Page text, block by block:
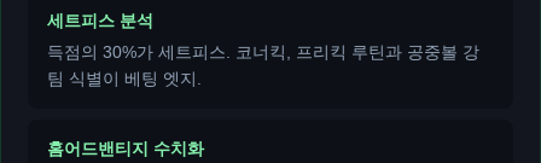
세트피스 분석
득점의 30%가 세트피스. 코너킥, 프리킥 루틴과 공중볼 강
팀 식별이 베팅 엣지.
홈어드밴티지 수치화